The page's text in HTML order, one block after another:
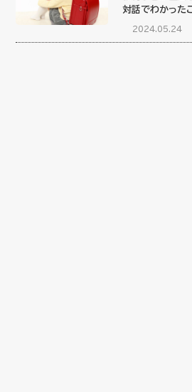
対話でわかった
2024.05.24